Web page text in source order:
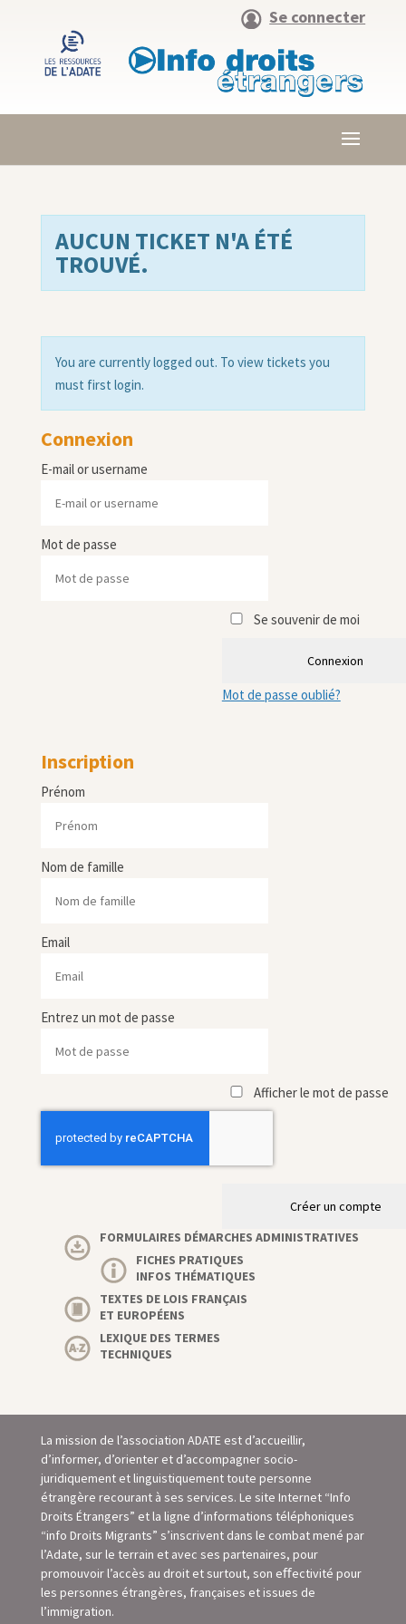
Se connecter
AUCUN TICKET N'A ÉTÉ
TROUVÉ.
You are currently logged out. To view tickets you
must first login.
Connexion
E-mail or username
Mot de passe
Se souvenir de moi
Connexion
Mot de passe oublié?
Inscription
Prénom
Nom de famille
Email
Entrez un mot de passe
Afficher le mot de passe
Créer un compte
FORMULAIRES DÉMARCHES ADMINISTRATIVES
FICHES PRATIQUES
INFOS THÉMATIQUES
TEXTES DE LOIS FRANÇAIS
ET EUROPÉENS
LEXIQUE DES TERMES
TECHNIQUES
La mission de l’association ADATE est d’accueillir,
d’informer, d’orienter et d’accompagner socio-
juridiquement et linguistiquement toute personne
étrangère recourant à ses services. Le site Internet “Info
Droits Étrangers” et la ligne d’informations téléphoniques
“info Droits Migrants” s’inscrivent dans le combat mené par
l’Adate, sur le terrain et avec ses partenaires, pour
promouvoir l’accès au droit et surtout, son eﬀectivité pour
les personnes étrangères, françaises et issues de
l’immigration.